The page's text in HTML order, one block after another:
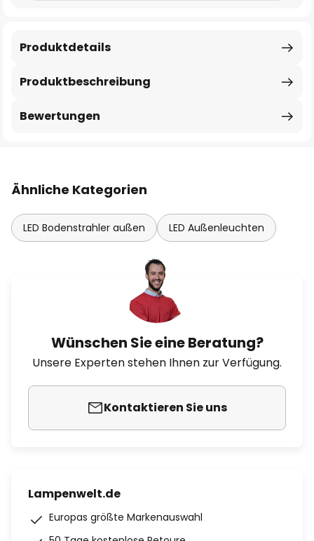
Produktbeschreibung
Produktdetails
Bewertungen
Ähnliche Kategorien
LED Bodenstrahler außen LED Außenleuchten
Wünschen Sie eine Beratung?
Unsere Experten stehen Ihnen zur Verfügung.
Kontaktieren Sie uns
Lampenwelt.de
Europas größte Markenauswahl